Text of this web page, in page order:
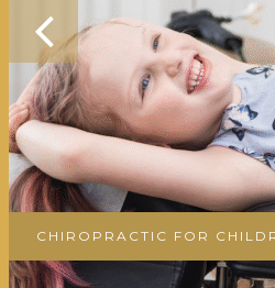
CHIROPRACTIC FOR